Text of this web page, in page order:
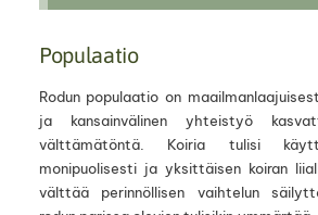
Populaatio
Rodun populaatio on
ja kansainvälinen yhteistyö
välttämätöntä. Koiria tulisi
monipuolisesti ja yksittäisen koiran
välttää perinnöllisen vaihtelun